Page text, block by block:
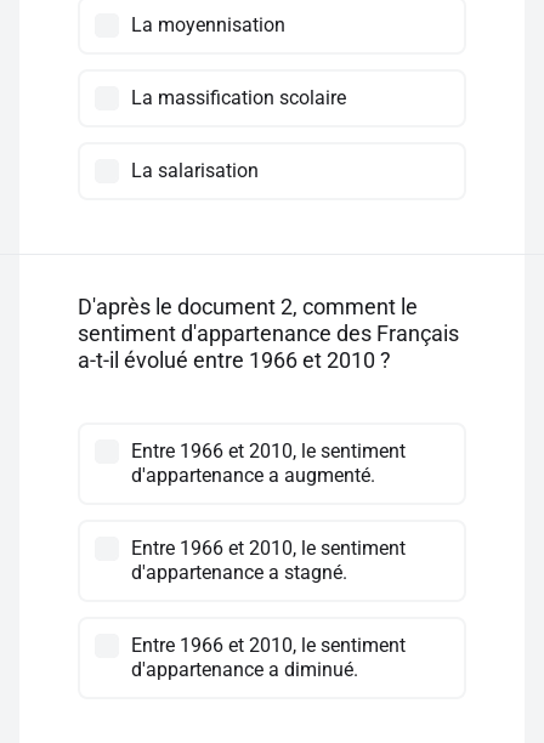
La moyennisation
La massification scolaire
La salarisation
D'après le document 2, comment le
sentiment d'appartenance des Français
a-t-il évolué entre 1966 et 2010 ?
Entre 1966 et 2010, le sentiment
d'appartenance a augmenté.
Entre 1966 et 2010, le sentiment
d'appartenance a stagné.
Entre 1966 et 2010, le sentiment
d'appartenance a diminué.